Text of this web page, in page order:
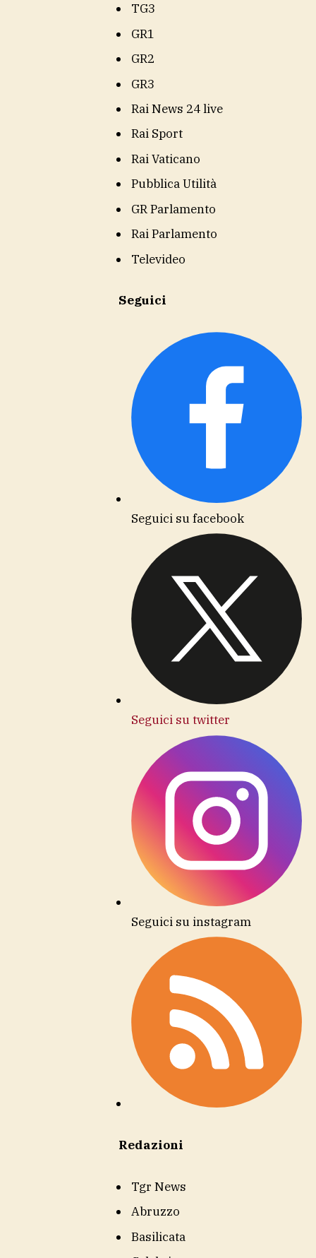
TG3
GR1
GR2
GR3
Rai News 24 live
Rai Sport
Rai Vaticano
Pubblica Utilità
GR Parlamento
Rai Parlamento
Televideo
Seguici
Seguici su facebook
Seguici su twitter
Seguici su instagram
Redazioni
Tgr News
Abruzzo
Basilicata